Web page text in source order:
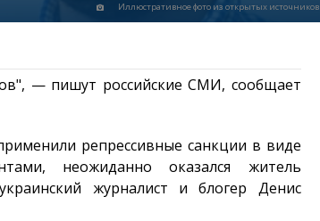
Иллюстративное фото из открытых источников
— пишут российские СМИ, сообщает
репрессивные санкции в виде
неожиданно оказался житель
журналист и блогер Денис